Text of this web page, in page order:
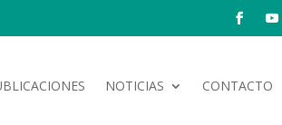
NOTICIAS CONTACTO